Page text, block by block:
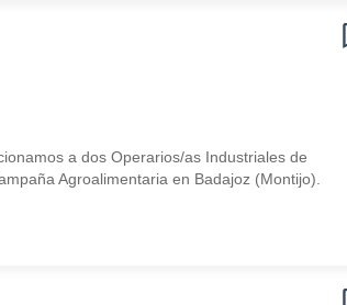
a dos Operarios/as Industriales de
Agroalimentaria en Badajoz (Montijo).